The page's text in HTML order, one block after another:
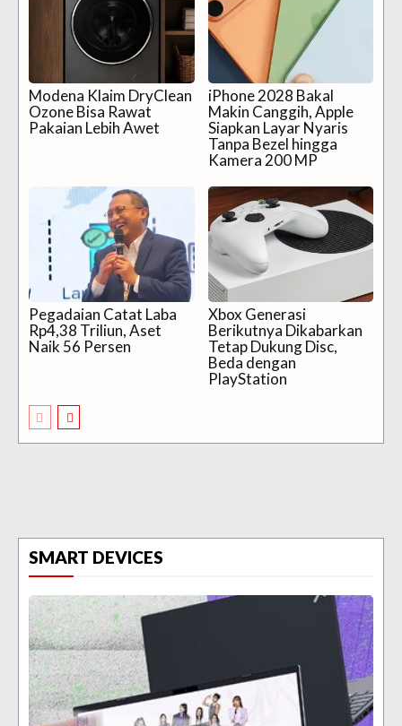
Modena Klaim DryClean
Ozone Bisa Rawat
Pakaian Lebih Awet
iPhone 2028 Bakal
Makin Canggih, Apple
Siapkan Layar Nyaris
Tanpa Bezel hingga
Kamera 200 MP
Pegadaian Catat Laba
Rp4,38 Triliun, Aset
Naik 56 Persen
Xbox Generasi
Berikutnya Dikabarkan
Tetap Dukung Disc,
Beda dengan
PlayStation
SMART DEVICES